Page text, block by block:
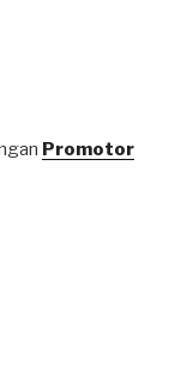
Promotor